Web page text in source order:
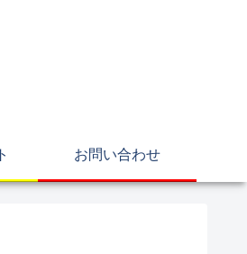
お問い合わせ